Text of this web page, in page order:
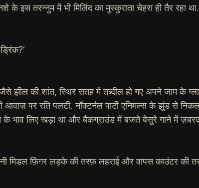
के इस तरन्नुम में भी मिलिंद का मुस्कुराता चेहरा ही तैर रहा था.
झील की शांत, स्थिर सतह में तब्दील हो गए अपने जाम के
आवाज़ पर रति पलटी. नॉक्टर्नल पार्टी एनिमल्स के झुंड से
के भाव लिए खड़ा था और बैकग्राउंड में बजते बेसुरे गाने में
मिडल फ़िंगर लड़के की तरफ़ लहराई और वापस काउंटर की